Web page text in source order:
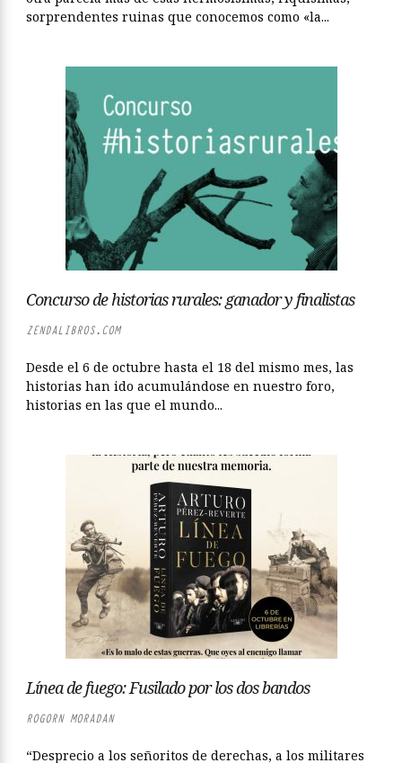
sorprendentes ruinas que conocemos como «la...
Concurso de historias rurales: ganador y finalistas
ZENDALIBROS.COM
Desde el 6 de octubre hasta el 18 del mismo mes, las
historias han ido acumulándose en nuestro foro,
historias en las que el mundo...
Línea de fuego: Fusilado por los dos bandos
ROGORN MORADAN
“Desprecio a los señoritos de derechas, a los militares